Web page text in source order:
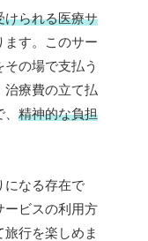
けられる医療サ
ます。このサー
の場で支払う
治療費の立て払
精神的な負担
になる存在で
ービスの利用方
行を楽しめま